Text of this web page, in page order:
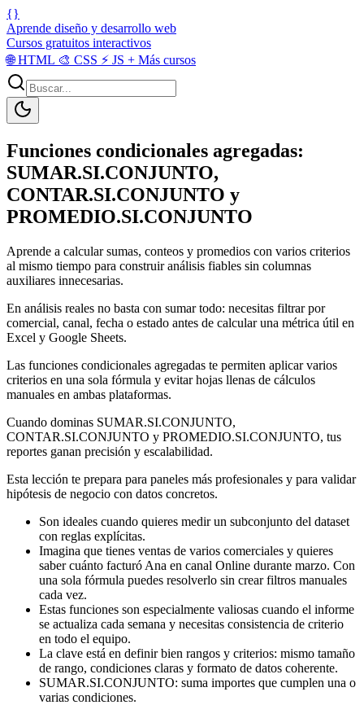
{}
Aprende diseño y desarrollo web
Cursos gratuitos interactivos
🌐HTML 🎨 CSS ⚡ JS + Más cursos
Funciones condicionales agregadas:
SUMAR.SI.CONJUNTO,
CONTAR.SI.CONJUNTO y
PROMEDIO.SI.CONJUNTO
Aprende a calcular sumas, conteos y promedios con varios criterios
al mismo tiempo para construir análisis fiables sin columnas
auxiliares innecesarias.
En análisis reales no basta con sumar todo: necesitas filtrar por
comercial, canal, fecha o estado antes de calcular una métrica útil en
Excel y Google Sheets.
Las funciones condicionales agregadas te permiten aplicar varios
criterios en una sola fórmula y evitar hojas llenas de cálculos
manuales en ambas plataformas.
Cuando dominas SUMAR.SI.CONJUNTO,
CONTAR.SI.CONJUNTO y PROMEDIO.SI.CONJUNTO, tus
reportes ganan precisión y escalabilidad.
Esta lección te prepara para paneles más profesionales y para validar
hipótesis de negocio con datos concretos.
Son ideales cuando quieres medir un subconjunto del dataset
con reglas explícitas.
Imagina que tienes ventas de varios comerciales y quieres
saber cuánto facturó Ana en canal Online durante marzo. Con
una sola fórmula puedes resolverlo sin crear filtros manuales
cada vez.
Estas funciones son especialmente valiosas cuando el informe
se actualiza cada semana y necesitas consistencia de criterio
en todo el equipo.
La clave está en definir bien rangos y criterios: mismo tamaño
de rango, condiciones claras y formato de datos coherente.
SUMAR.SI.CONJUNTO: suma importes que cumplen una o
varias condiciones.